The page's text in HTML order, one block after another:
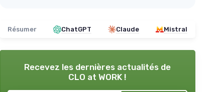
Résumer ChatGPT Claude Mistral
Recevez les dernières actualités de
CLO at WORK !